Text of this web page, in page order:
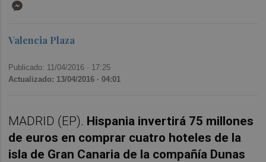
Valencia Plaza
Publicado: 11/04/2016 · 17:25
Actualizado: 13/04/2016 · 04:01
MADRID (EP). Hispania invertirá 75 millones
de euros en comprar cuatro hoteles de la
isla de Gran Canaria de la compañía Dunas